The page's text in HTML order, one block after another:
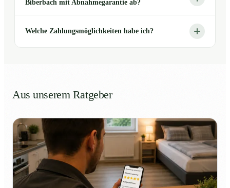
Biberbach mit Abnahmegarantie ab?
Welche Zahlungsmöglichkeiten habe ich?
Aus unserem Ratgeber